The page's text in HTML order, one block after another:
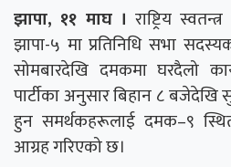
झापा, ११ माघ । राष्ट्रिय
झापा-५ मा प्रतिनिधि सभा
सोमबारदेखि दमकमा घरदैलो
पार्टीका अनुसार बिहान ८ बजेदेखि
हुन समर्थकहरूलाई दमक–९
आग्रह गरिएको छ।